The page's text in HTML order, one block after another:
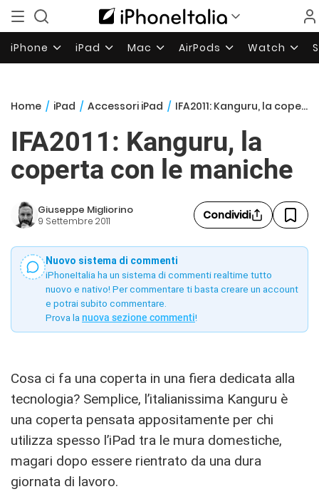
iPhone iPad Mac AirPods Watch
Home / iPad / Accessori iPad / IFA2011: Kanguru, la coperta con le maniche
IFA2011: Kanguru, la
coperta con le maniche
Giuseppe Migliorino
9 Settembre 2011 Condividi
Nuovo sistema di commenti
iPhoneItalia ha un sistema di commenti realtime tutto
nuovo e nativo! Per commentare ti basta creare un account
e potrai subito commentare.
Prova la nuova sezione commenti!
Cosa ci fa una coperta in una fiera dedicata alla
tecnologia? Semplice, l’italianissima Kanguru è
una coperta pensata appositamente per chi
utilizza spesso l’iPad tra le mura domestiche,
magari dopo essere rientrato da una dura
giornata di lavoro.